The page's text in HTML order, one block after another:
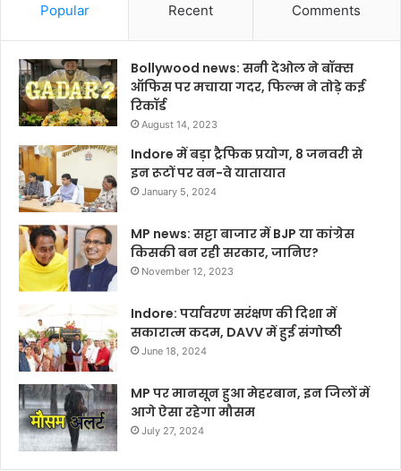
Popular Recent Comments
Bollywood news: सनी देओल ने बॉक्स
ऑफिस पर मचाया गदर, फिल्म ने तोड़े कई
रिकॉर्ड
August 14, 2023
Indore में बड़ा ट्रैफिक प्रयोग, 8 जनवरी से
इन रूटों पर वन-वे यातायात
January 5, 2024
MP news: सट्टा बाजार में BJP या कांग्रेस
किसकी बन रही सरकार, जानिए?
November 12, 2023
Indore: पर्यावरण सरंक्षण की दिशा में
सकारात्म कदम, DAVV में हुई संगोष्ठी
June 18, 2024
MP पर मानसून हुआ मेहरबान, इन जिलों में
आगे ऐसा रहेगा मौसम
July 27, 2024